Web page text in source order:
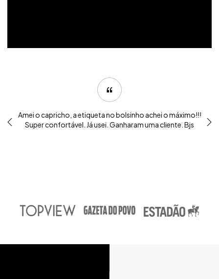
Amei o capricho, a etiqueta no bolsinho achei o máximo!!!
Super confortável. Já usei. Ganharam uma cliente. Bjs